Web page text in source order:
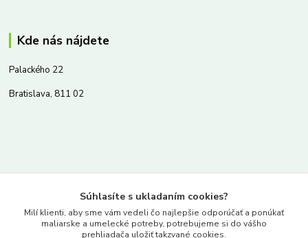
Kde nás nájdete
Palackého 22
Bratislava, 811 02
www.merkantil.sk
Súhlasíte s ukladaním cookies?
Milí klienti, aby sme vám vedeli čo najlepšie odporúčať a ponúkať
maliarske a umelecké potreby, potrebujeme si do vášho
prehliadača uložiť takzvané cookies.